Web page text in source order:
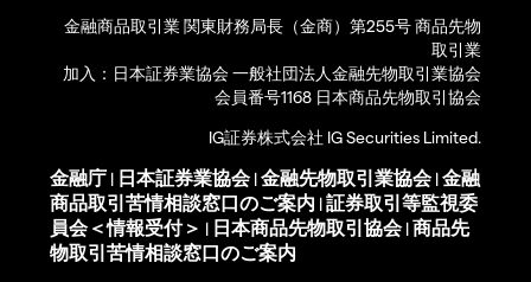
金融商品取引業 関東財務局長（金商）第255号 商品先物
取引業
加入：日本証券業協会 一般社団法人金融先物取引業協会
会員番号1168 日本商品先物取引協会
IG証券株式会社 IG Securities Limited.
金融庁 | 日本証券業協会|金融先物取引業協会|金融
商品取引苦情相談窓口のご案内 |証券取引等監視委
員会＜情報受付＞ | 日本商品先物取引協会|商品先
物取引苦情相談窓口のご案内